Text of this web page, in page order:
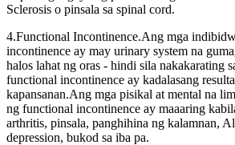
Sclerosis o pinsala sa spinal cord.
4.Functional Incontinence.Ang mga
incontinence ay may urinary system na
halos lahat ng oras - hindi sila nakakarating
functional incontinence ay kadalasang
kapansanan.Ang mga pisikal at mental na
ng functional incontinence ay maaaring
arthritis, pinsala, panghihina ng kalamnan,
depression, bukod sa iba pa.